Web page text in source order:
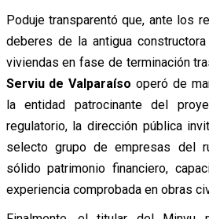
Poduje transparentó que, ante los
deberes de la antigua
viviendas en fase de terminación
Serviu de Valparaíso operó de
la entidad patrocinante del
regulatorio, la dirección pública
selecto grupo de empresas del
sólido patrimonio financiero,
experiencia comprobada en obras